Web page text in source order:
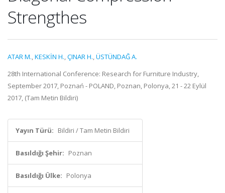
Strengthes
ATAR M.,KESKİN H.,ÇINAR H.,ÜSTÜNDAĞ A.
28th International Conference: Research for Furniture Industry,
September 2017, Poznań - POLAND, Poznan, Polonya, 21 - 22 Eylül
2017, (Tam Metin Bildiri)
Yayın Türü: Bildiri / Tam Metin Bildiri
Basıldığı Şehir: Poznan
Basıldığı Ülke: Polonya